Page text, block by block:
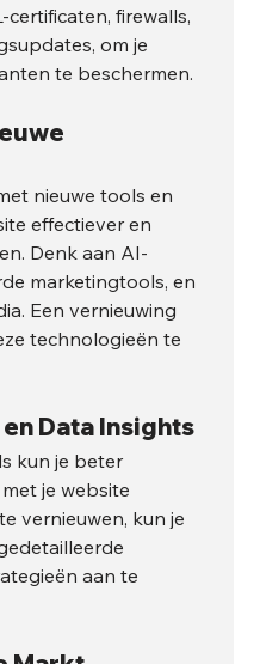
certificaten, firewalls,
om je
te beschermen.
nieuwe tools en
effectiever en
Denk aan AI-
marketingtools, en
Een vernieuwing
technologieën te
Data Insights
kun je beter
je website
vernieuwen, kun je
aan te